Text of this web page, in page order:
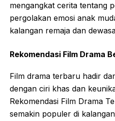
mengangkat cerita tentang
pergolakan emosi anak
kalangan remaja dan
Rekomendasi Film Drama
Film drama terbaru hadir
dengan ciri khas dan
Rekomendasi Film Drama
semakin populer di